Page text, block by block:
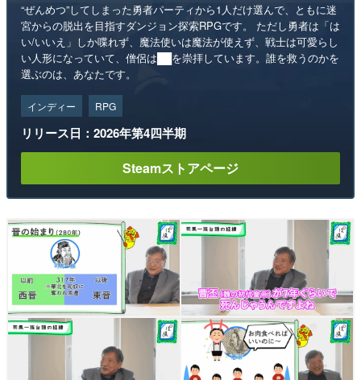
“ぜんめつ”してしまった勇者パーティから1人だけ選んで、ともに迷
宮からの脱出を目指すダンジョン探索RPGです。 ただし勇者は「は
い/いいえ」しか喋れず、魔法使いは魔法が使えず、戦士は可愛らし
い人形になっていて、僧侶は██を崇拝しています。誰を救うのかを
選ぶのは、あなたです。
インディー RPG
リリース日：2026年第4四半期
Steamストアページ